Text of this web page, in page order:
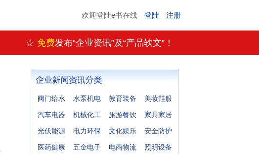
欢迎登陆e书在线 登陆 注册
☆ 免费发布“企业资讯”及“产品软文”！
阀门给水 水泵机电 教育装备 美妆鞋服
汽车电器 机械化工 旅游餐饮 家具家居
光伏能源 电力环保 文化娱乐 安全防护
医药健康 五金电子 电商物流 照明设备